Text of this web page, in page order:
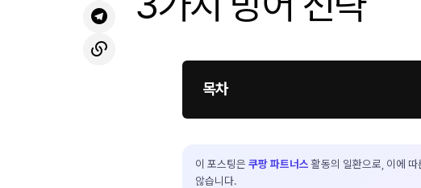
목차
이 포스팅은 쿠팡 파트너스 활동의 일환으로, 이에
않습니다.